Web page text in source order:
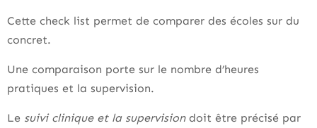
Cette check list permet de comparer des écoles sur du
concret.
Une comparaison porte sur le nombre d’heures
pratiques et la supervision.
Le suivi clinique et la supervisiondoit être précisé par